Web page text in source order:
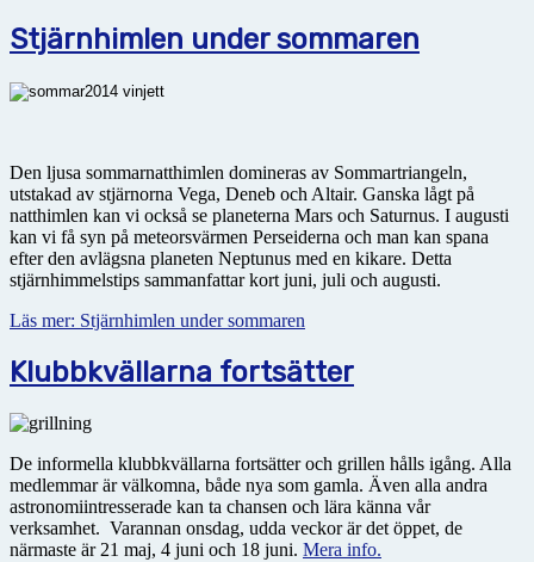
Stjärnhimlen under sommaren
Den ljusa sommarnatthimlen domineras av Sommartriangeln,
utstakad av stjärnorna Vega, Deneb och Altair. Ganska lågt på
natthimlen kan vi också se planeterna Mars och Saturnus. I augusti
kan vi få syn på meteorsvärmen Perseiderna och man kan spana
efter den avlägsna planeten Neptunus med en kikare. Detta
stjärnhimmelstips sammanfattar kort juni, juli och augusti.
Läs mer: Stjärnhimlen under sommaren
Klubbkvällarna fortsätter
De informella klubbkvällarna fortsätter och grillen hålls igång. Alla
medlemmar är välkomna, både nya som gamla. Även alla andra
astronomiintresserade kan ta chansen och lära känna vår
verksamhet. Varannan onsdag, udda veckor är det öppet, de
närmaste är 21 maj, 4 juni och 18 juni. Mera info.